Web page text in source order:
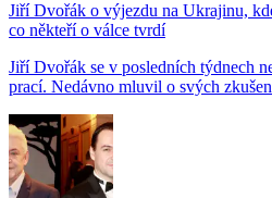
Jiří Dvořák o výjezdu na Ukrajinu,
co někteří o válce tvrdí
Jiří Dvořák se v posledních týdnech
prací. Nedávno mluvil o svých